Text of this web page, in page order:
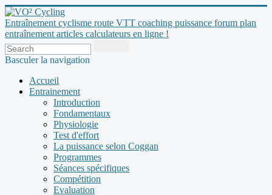
Entraînement cyclisme route VTT coaching puissance forum plan
entraînement articles calculateurs en ligne !
Basculer la navigation
Accueil
Entrainement
Introduction
Fondamentaux
Physiologie
Test d'effort
La puissance selon Coggan
Programmes
Séances spécifiques
Compétition
Evaluation